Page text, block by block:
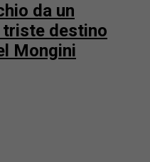
da un
triste destino
Mongini